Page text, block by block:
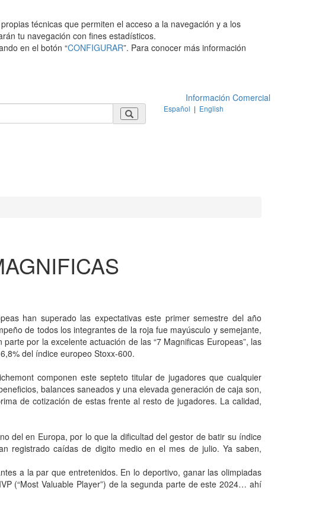
técnicas que permiten el acceso a la navegación y a los
tu navegación con fines estadísticos.
en el botón “CONFIGURAR”. Para conocer más información
Información Comercial
Español | English
han superado las expectativas este primer semestre del año
de todos los integrantes de la roja fue mayúsculo y semejante,
por la excelente actuación de las “7 Magnificas Europeas”, las
del índice europeo Stoxx-600.
componen este septeto titular de jugadores que cualquier
balances saneados y una elevada generación de caja son,
de cotización de estas frente al resto de jugadores. La calidad,
del en Europa, por lo que la dificultad del gestor de batir su índice
registrado caídas de digito medio en el mes de julio. Ya saben,
a la par que entretenidos. En lo deportivo, ganar las olimpiadas
(“Most Valuable Player”) de la segunda parte de este 2024… ahí